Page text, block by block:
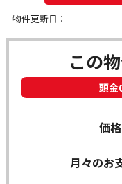
物件更新日：
この
頭金
価格
月々のお